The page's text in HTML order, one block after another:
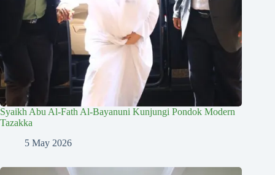
Syaikh Abu Al-Fath Al-Bayanuni Kunjungi Pondok Modern
Tazakka
5 May 2026